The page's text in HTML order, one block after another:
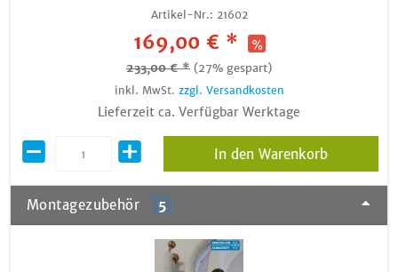
Artikel-Nr.: 21602
169,00 € *
233,00 € * (27% gespart)
inkl. MwSt. zzgl. Versandkosten
Lieferzeit ca. Verfügbar Werktage
In den Warenkorb
Montagezubehör 5